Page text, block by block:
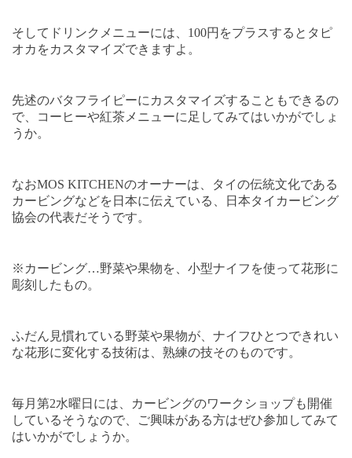
そしてドリンクメニューには、 100円をプラスするとタピ
オカをカスタマイズできますよ。
先述のバタフライピーにカスタマイズすることもできるの
で、コーヒーや紅茶メニューに足してみてはいかがでしょ
うか。
なおMOS KITCHENのオーナーは、タイの伝統文化である
カービングなどを日本に伝えている、日本タイカービング
協会の代表だそうです。
※カービング…野菜や果物を、小型ナイフを使って花形に
彫刻したもの。
ふだん見慣れている野菜や果物が、ナイフひとつできれい
な花形に変化する技術は、熟練の技そのものです。
毎月第2水曜日には、カービングのワークショップも開催
しているそうなので、ご興味がある方はぜひ参加してみて
はいかがでしょうか。